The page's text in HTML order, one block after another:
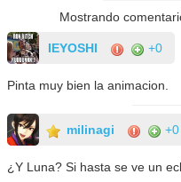
Mostrando
IEYOSHI +0
Pinta muy bien la animacion.
milinagi +0
¿Y Luna? Si hasta se ve un